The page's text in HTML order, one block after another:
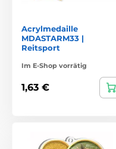
Acrylmedaille
MDASTARM33 |
Reitsport
Im E-Shop vorrätig
1,63 €